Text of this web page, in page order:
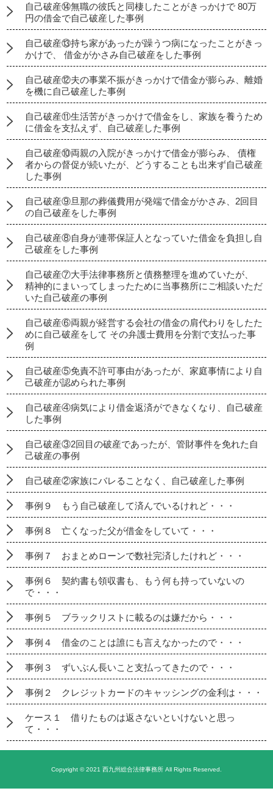
自己破産⑭無職の彼氏と同棲したことがきっかけで 80万
円の借金で自己破産した事例
自己破産⑬持ち家があったが躁うつ病になったことがきっ
かけで、 借金がかさみ自己破産をした事例
自己破産⑫夫の事業不振がきっかけで借金が膨らみ、離婚
を機に自己破産した事例
自己破産⑪生活苦がきっかけで借金をし、家族を養うため
に借金を支払えず、自己破産した事例
自己破産⑩両親の入院がきっかけで借金が膨らみ、 債権
者からの督促が続いたが、どうすることも出来ず自己破産
した事例
自己破産⑨旦那の葬儀費用が発端で借金がかさみ、2回目
の自己破産をした事例
自己破産⑧自身が連帯保証人となっていた借金を負担し自
己破産をした事例
自己破産⑦大手法律事務所と債務整理を進めていたが、
精神的にまいってしまったために当事務所にご相談いただ
いた自己破産の事例
自己破産⑥両親が経営する会社の借金の肩代わりをしたた
めに自己破産をして その弁護士費用を分割で支払った事
例
自己破産⑤免責不許可事由があったが、家庭事情により自
己破産が認められた事例
自己破産④病気により借金返済ができなくなり、自己破産
した事例
自己破産③2回目の破産であったが、管財事件を免れた自
己破産の事例
自己破産②家族にバレることなく、自己破産した事例
事例９ もう自己破産して済んでいるけれど・・・
事例８ 亡くなった父が借金をしていて・・・
事例７ おまとめローンで数社完済したけれど・・・
事例６ 契約書も領収書も、もう何も持っていないの
で・・・
事例５ ブラックリストに載るのは嫌だから・・・
事例４ 借金のことは誰にも言えなかったので・・・
事例３ ずいぶん長いこと支払ってきたので・・・
事例２ クレジットカードのキャッシングの金利は・・・
ケース１ 借りたものは返さないといけないと思っ
て・・・
Copyright © 2021 西九州総合法律事務所 All Rights Reserved.